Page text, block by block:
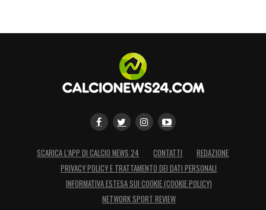
SCARICA L’APP DI CALCIO NEWS 24 CONTATTI
REDAZIONE
PRIVACY POLICY E TRATTAMENTO DEI DATI PERSONALI
INFORMATIVA ESTESA SUI COOKIE (COOKIE POLICY)
NETWORK SPORT REVIEW